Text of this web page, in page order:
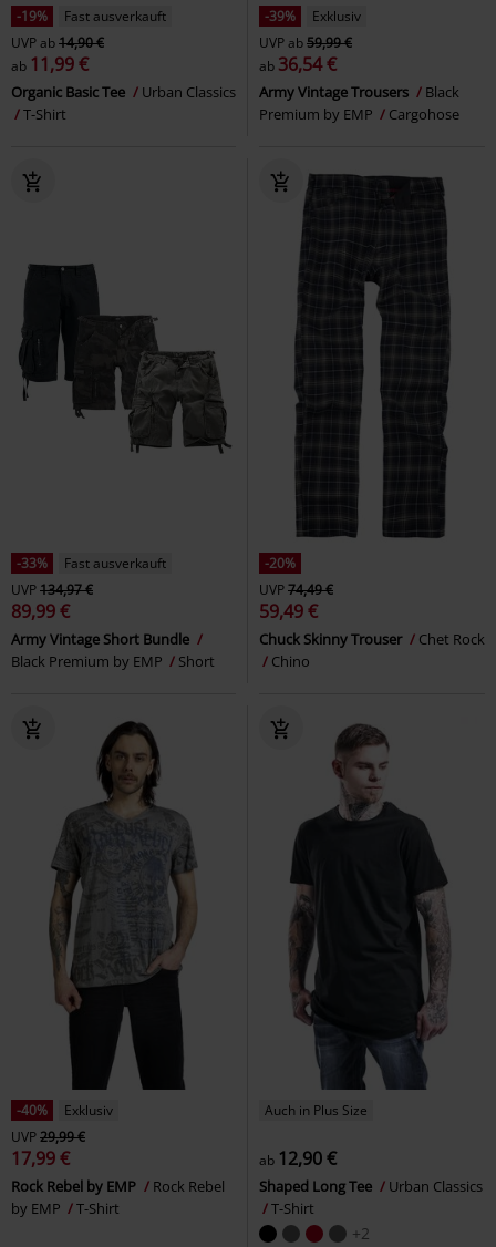
-19%
Fast ausverkauft
UVPab14,90 €
ab 11,99 €
Organic Basic Tee
Urban Classics
T-Shirt
-39%
Exklusiv
UVPab59,99 €
ab 36,54 €
Army Vintage Trousers
Black
Premium by EMP
Cargohose
-33%
Fast ausverkauft
UVP134,97 €
89,99 €
Army Vintage Short Bundle
Black Premium by EMP
Short
-20%
UVP74,49 €
59,49 €
Chuck Skinny Trouser
Chet Rock
Chino
-40%
Exklusiv
UVP29,99 €
17,99 €
Rock Rebel by EMP
Rock Rebel
by EMP
T-Shirt
Auch in Plus Size
ab 12,90 €
Shaped Long Tee
Urban Classics
T-Shirt
+2